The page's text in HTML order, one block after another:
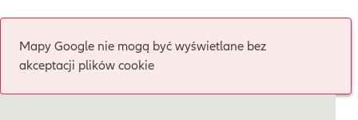
Mapy Google nie mogą być wyświetlane bez
akceptacji plików cookie